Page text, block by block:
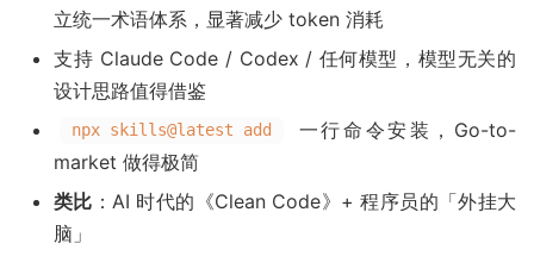
立统一术语体系，显著减少 token 消耗
支持 Claude Code / Codex / 任何模型，模型无关的
设计思路值得借鉴
npx skills@latest add
一行命令安装，Go-to-
market 做得极简
类比 ：AI 时代的《Clean Code》+ 程序员的「外挂大
脑」